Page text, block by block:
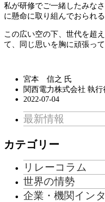
私が研修でご一緒したみな
に懸命に取り組んでおられ
この広い空の下、世代を超
て、同じ思いを胸に頑張っ
宮本 信之 氏
関西電力株式会社 執行
2022-07-04
最新情報
カテゴリー
リレーコラム
世界の情勢
企業・機関イン